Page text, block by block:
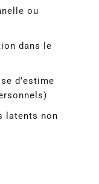
ou
dans le
d’estime
latents non